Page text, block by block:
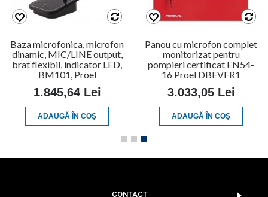
Baza microfonica, microfon
dinamic, MIC/LINE output,
brat flexibil, indicator LED,
BM101, Proel
1.845,64 Lei
ADAUGĂ ÎN COŞ
Panou cu microfon complet
monitorizat pentru
pompieri certificat EN54-
16 Proel DBEVFR1
3.033,05 Lei
ADAUGĂ ÎN COŞ
CONTACT